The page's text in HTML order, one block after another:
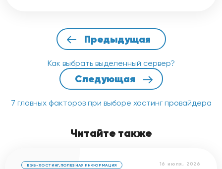
Предыдущая
Как выбрать выделенный сервер?
Следующая
7 главных факторов при выборе хостинг провайдера
Читайте также
16 июля, 2026
ВЭБ-ХОСТИНГ,ПОЛЕЗНАЯ ИНФОРМАЦИЯ